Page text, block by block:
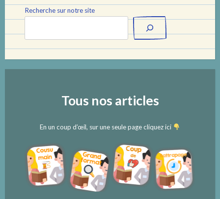
Recherche sur notre site
Tous nos articles
En un coup d’œil, sur une seule page cliquez ici